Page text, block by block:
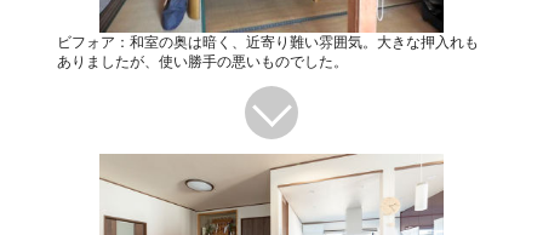
ビフォア：和室の奥は暗く、近寄り難い雰囲気。大きな押入れも
ありましたが、使い勝手の悪いものでした。